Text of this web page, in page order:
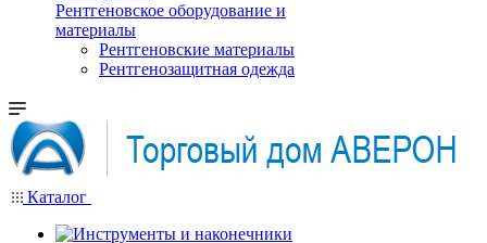
Рентгеновское оборудование и
материалы
Рентгеновские материалы
Рентгенозащитная одежда
Каталог